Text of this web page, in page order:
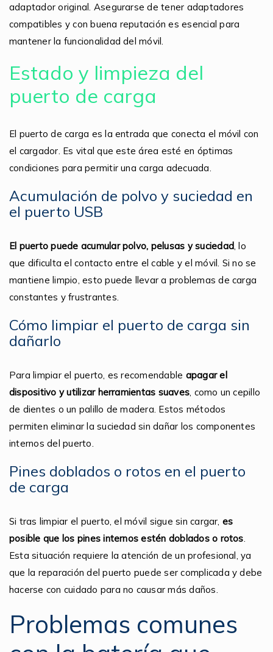
adaptador original. Asegurarse de tener adaptadores
compatibles y con buena reputación es esencial para
mantener la funcionalidad del móvil.
Estado y limpieza del
puerto de carga
El puerto de carga es la entrada que conecta el móvil con
el cargador. Es vital que este área esté en óptimas
condiciones para permitir una carga adecuada.
Acumulación de polvo y suciedad en
el puerto USB
El puerto puede acumular polvo, pelusas y suciedad, lo
que dificulta el contacto entre el cable y el móvil. Si no se
mantiene limpio, esto puede llevar a problemas de carga
constantes y frustrantes.
Cómo limpiar el puerto de carga sin
dañarlo
Para limpiar el puerto, es recomendable apagar el
dispositivo y utilizar herramientas suaves, como un cepillo
de dientes o un palillo de madera. Estos métodos
permiten eliminar la suciedad sin dañar los componentes
internos del puerto.
Pines doblados o rotos en el puerto
de carga
Si tras limpiar el puerto, el móvil sigue sin cargar, es
posible que los pines internos estén doblados o rotos.
Esta situación requiere la atención de un profesional, ya
que la reparación del puerto puede ser complicada y debe
hacerse con cuidado para no causar más daños.
Problemas comunes